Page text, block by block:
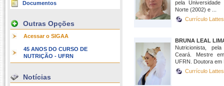
Documentos
Outras Opções
Acessar o SIGAA
45 ANOS DO CURSO DE
NUTRIÇÃO - UFRN
Notícias
pela
Norte (2002) e ...
Currículo
BRUNA LEAL
Nutricionista,
Ceará. Mestre
UFRN. Doutora em
Currículo